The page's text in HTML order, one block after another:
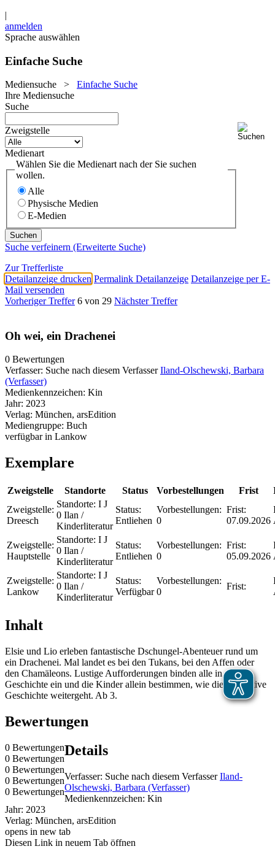
|
anmelden
Sprache auswählen
Einfache Suche
Mediensuche > Einfache Suche
Ihre Mediensuche
Suche
Zweigstelle
Medienart
Wählen Sie die Medienart nach der Sie suchen
wollen.
Alle
Physische Medien
E-Medien
Suche verfeinern (Erweiterte Suche)
Zur Trefferliste
Detailanzeige drucken Permalink Detailanzeige Detailanzeige per E-
Mail versenden
Vorheriger Treffer 6 von 29 Nächster Treffer
Oh wei, ein Drachenei
0 Bewertungen
Verfasser: Suche nach diesem Verfasser Iland-Olschewski, Barbara
(Verfasser)
Medienkennzeichen: Kin
Jahr: 2023
Verlag: München, arsEdition
Mediengruppe: Buch
verfügbar in Lankow
Exemplare
Zweigstelle Standorte Status Vorbestellungen Frist
Zweigstelle:
Dreesch
Standorte: I J
0 Ilan /
Kinderliteratur
Status:
Entliehen
Vorbestellungen:
0
Frist:
07.09.2026
Zweigstelle:
Hauptstelle
Standorte: I J
0 Ilan /
Kinderliteratur
Status:
Entliehen
Vorbestellungen:
0
Frist:
05.09.2026
Zweigstelle:
Lankow
Standorte: I J
0 Ilan /
Kinderliteratur
Status:
Verfügbar
Vorbestellungen:
0
Frist:
Inhalt
Elsie und Lio erleben fantastische Dschungel-Abenteuer rund um
ein Drachenei. Mal landet es bei den Tukans, bei den Affen oder
den Chamäleons. Lustige Aufforderungen binden alle in die
Geschichte ein und die Kinder allein bestimmen, wie die interaktive
Geschichte weitergeht. Ab 3.
Bewertungen
0 Bewertungen
0 Bewertungen
0 Bewertungen
0 Bewertungen
0 Bewertungen
Details
Verfasser: Suche nach diesem Verfasser Iland-
Olschewski, Barbara (Verfasser)
Medienkennzeichen: Kin
Jahr: 2023
Verlag: München, arsEdition
opens in new tab
Diesen Link in neuem Tab öffnen